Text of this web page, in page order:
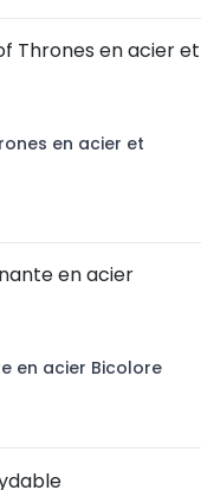
en acier et
en acier Bicolore